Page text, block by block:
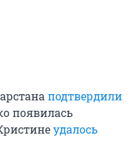
подтвердили
появилась
удалось